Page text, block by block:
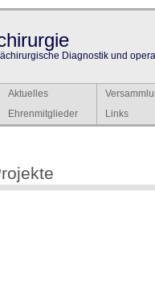
Diagnostik und
Aktuelles
Ehrenmitglieder Links